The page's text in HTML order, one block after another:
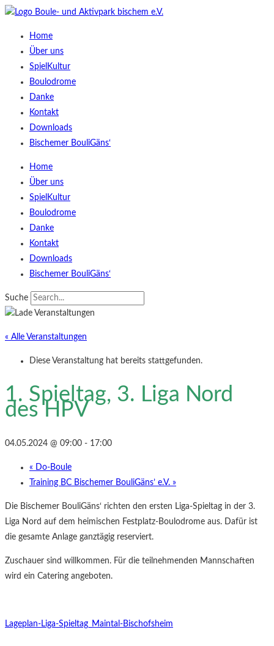
Home
Über uns
SpielKultur
Boulodrome
Danke
Kontakt
Downloads
Bischemer BouliGäns‘
Home
Über uns
SpielKultur
Boulodrome
Danke
Kontakt
Downloads
Bischemer BouliGäns‘
Suche
« Alle Veranstaltungen
Diese Veranstaltung hat bereits stattgefunden.
1. Spieltag, 3. Liga Nord
des HPV
04.05.2024 @ 09:00 - 17:00
« Do-Boule
Training BC Bischemer BouliGäns’ e.V. »
Die Bischemer BouliGäns‘ richten den ersten Liga-Spieltag in der 3.
Liga Nord auf dem heimischen Festplatz-Boulodrome aus. Dafür ist
die gesamte Anlage ganztägig reserviert.
Zuschauer sind willkommen. Für die teilnehmenden Mannschaften
wird ein Catering angeboten.
Lageplan-Liga-Spieltag_Maintal-Bischofsheim